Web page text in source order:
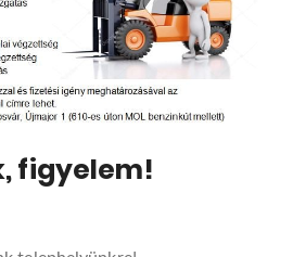
figyelem!